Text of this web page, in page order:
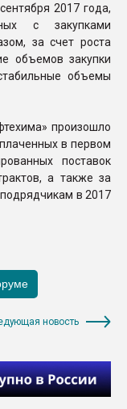
2017 года,
с закупками
за счет роста
объемов закупки
объемы
произошло
в первом
поставок
а также за
в 2017
новость